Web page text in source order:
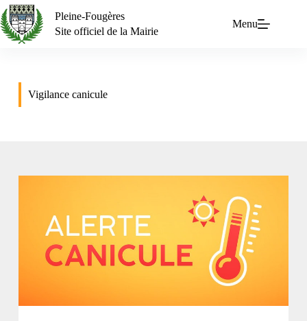
Pleine-Fougères
Site officiel de la Mairie
Menu
Vigilance canicule